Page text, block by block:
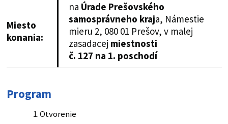
Miesto
konania:
na Úrade Prešovského
samosprávneho kraja, Námestie
mieru 2, 080 01 Prešov, v malej
zasadacej miestnosti
č. 127 na 1. poschodí
Program
Otvorenie